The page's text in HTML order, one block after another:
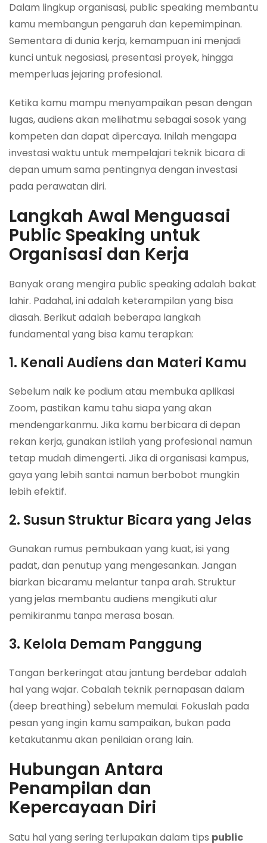
Dalam lingkup organisasi, public speaking membantu
kamu membangun pengaruh dan kepemimpinan.
Sementara di dunia kerja, kemampuan ini menjadi
kunci untuk negosiasi, presentasi proyek, hingga
memperluas jejaring profesional.
Ketika kamu mampu menyampaikan pesan dengan
lugas, audiens akan melihatmu sebagai sosok yang
kompeten dan dapat dipercaya. Inilah mengapa
investasi waktu untuk mempelajari teknik bicara di
depan umum sama pentingnya dengan investasi
pada perawatan diri.
Langkah Awal Menguasai
Public Speaking untuk
Organisasi dan Kerja
Banyak orang mengira public speaking adalah bakat
lahir. Padahal, ini adalah keterampilan yang bisa
diasah. Berikut adalah beberapa langkah
fundamental yang bisa kamu terapkan:
1. Kenali Audiens dan Materi Kamu
Sebelum naik ke podium atau membuka aplikasi
Zoom, pastikan kamu tahu siapa yang akan
mendengarkanmu. Jika kamu berbicara di depan
rekan kerja, gunakan istilah yang profesional namun
tetap mudah dimengerti. Jika di organisasi kampus,
gaya yang lebih santai namun berbobot mungkin
lebih efektif.
2. Susun Struktur Bicara yang Jelas
Gunakan rumus pembukaan yang kuat, isi yang
padat, dan penutup yang mengesankan. Jangan
biarkan bicaramu melantur tanpa arah. Struktur
yang jelas membantu audiens mengikuti alur
pemikiranmu tanpa merasa bosan.
3. Kelola Demam Panggung
Tangan berkeringat atau jantung berdebar adalah
hal yang wajar. Cobalah teknik pernapasan dalam
(deep breathing) sebelum memulai. Fokuslah pada
pesan yang ingin kamu sampaikan, bukan pada
ketakutanmu akan penilaian orang lain.
Hubungan Antara
Penampilan dan
Kepercayaan Diri
Satu hal yang sering terlupakan dalam tips public